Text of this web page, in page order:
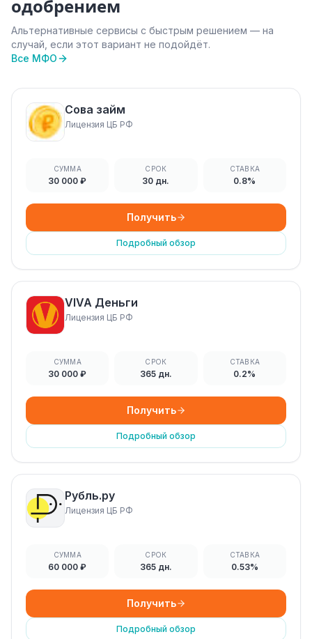
одобрением
Альтернативные сервисы с быстрым решением — на
случай, если этот вариант не подойдёт.
Все МФО
Сова займ
Лицензия ЦБ РФ
СУММА
30 000 ₽
СРОК
30 дн.
СТАВКА
0.8%
Получить
Подробный обзор
VIVA Деньги
Лицензия ЦБ РФ
СУММА
30 000 ₽
СРОК
365 дн.
СТАВКА
0.2%
Получить
Подробный обзор
Рубль.ру
Лицензия ЦБ РФ
СУММА
60 000 ₽
СРОК
365 дн.
СТАВКА
0.53%
Получить
Подробный обзор